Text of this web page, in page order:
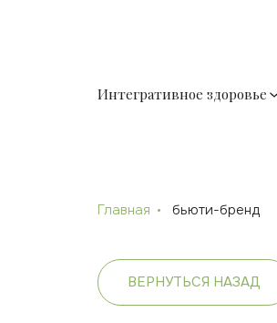
Интегративное здоровье
Главная бьюти-бренд
ВЕРНУТЬСЯ НАЗАД